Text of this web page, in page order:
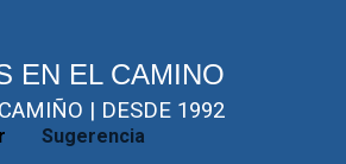
EN EL CAMINO
| DESDE 1992
Sugerencia